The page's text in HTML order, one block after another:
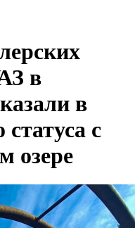
в
в
с
озере